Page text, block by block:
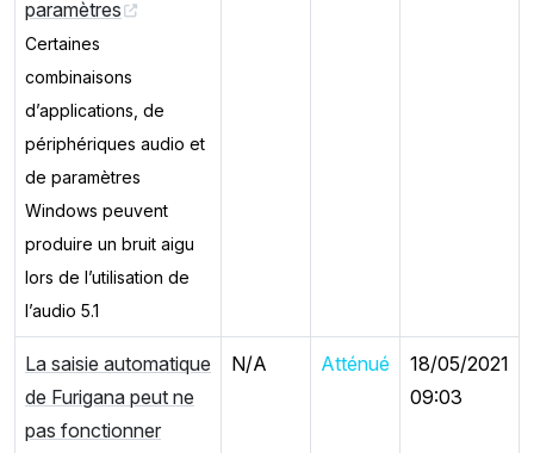
paramètres
Certaines
combinaisons
d’applications, de
périphériques audio et
de paramètres
Windows peuvent
produire un bruit aigu
lors de l’utilisation de
l’audio 5.1
La saisie automatique
de Furigana peut ne
pas fonctionner
N/A Atténué
18/05/2021
09:03